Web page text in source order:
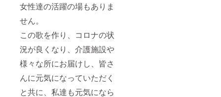
女性達の活躍の場もありま
せん。
この歌を作り、コロナの状
況が良くなり、介護施設や
様々な所にお届けし、皆さ
んに元気になっていただく
と共に、私達も元気になら